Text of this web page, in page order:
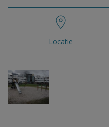
Locatie